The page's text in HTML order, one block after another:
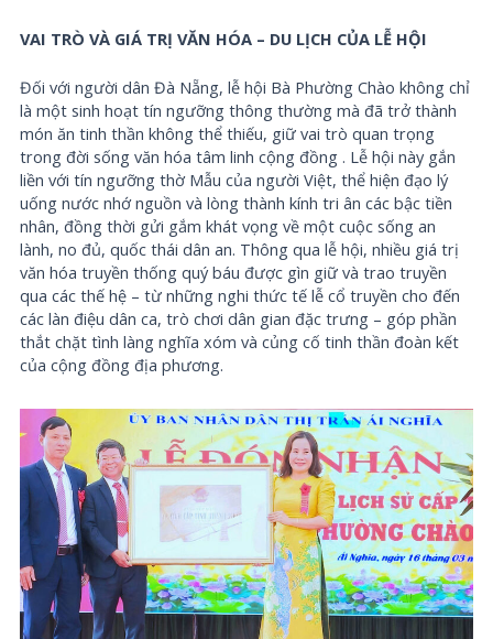
VAI TRÒ VÀ GIÁ TRỊ VĂN HÓA – DU LỊCH CỦA LỄ HỘI
Đối với người dân Đà Nẵng, lễ hội Bà Phường Chào không chỉ
là một sinh hoạt tín ngưỡng thông thường mà đã trở thành
món ăn tinh thần không thể thiếu, giữ vai trò quan trọng
trong đời sống văn hóa tâm linh cộng đồng . Lễ hội này gắn
liền với tín ngưỡng thờ Mẫu của người Việt, thể hiện đạo lý
uống nước nhớ nguồn và lòng thành kính tri ân các bậc tiền
nhân, đồng thời gửi gắm khát vọng về một cuộc sống an
lành, no đủ, quốc thái dân an. Thông qua lễ hội, nhiều giá trị
văn hóa truyền thống quý báu được gìn giữ và trao truyền
qua các thế hệ – từ những nghi thức tế lễ cổ truyền cho đến
các làn điệu dân ca, trò chơi dân gian đặc trưng – góp phần
thắt chặt tình làng nghĩa xóm và củng cố tinh thần đoàn kết
của cộng đồng địa phương.